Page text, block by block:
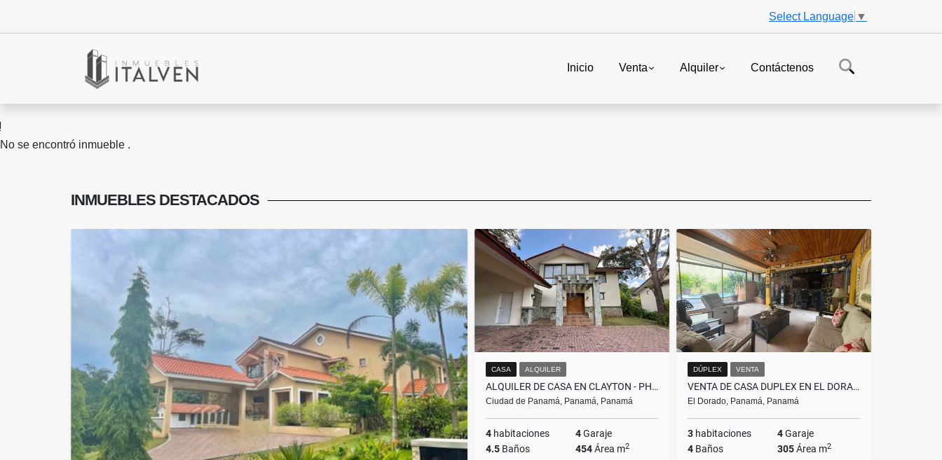
Select Language ▼
Inicio Venta Alquiler Contáctenos
No se encontró inmueble .
INMUEBLES DESTACADOS
CASA ALQUILER
ALQUILER DE CASA EN CLAYTON - PH LOS SENDEROS DE CAMINO DE CRUCES
Ciudad de Panamá, Panamá, Panamá
4 habitaciones 4Garaje
4.5 Baños 454Área m2
DÚPLEX VENTA
VENTA DE CASA DUPLEX EN EL DORADO
El Dorado, Panamá, Panamá
3 habitaciones 4Garaje
4 Baños 305Área m2